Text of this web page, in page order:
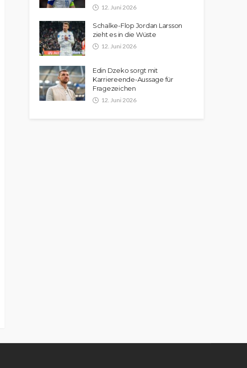
12. Juni 2026
Schalke-Flop Jordan Larsson
zieht es in die Wüste
12. Juni 2026
Edin Dzeko sorgt mit
Karriereende-Aussage für
Fragezeichen
12. Juni 2026